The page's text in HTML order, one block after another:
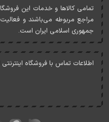
تمامی کالاها و خدمات اين
مراجع مربوطه می‌باشند و
جمهوری اسلامی ايران است.
اطلاعات تماس با فروشگاه